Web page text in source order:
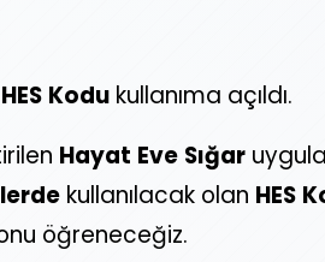
HES Kodu kullanıma açıldı.
Hayat Eve Sığar
kullanılacak olan HES
öğreneceğiz.